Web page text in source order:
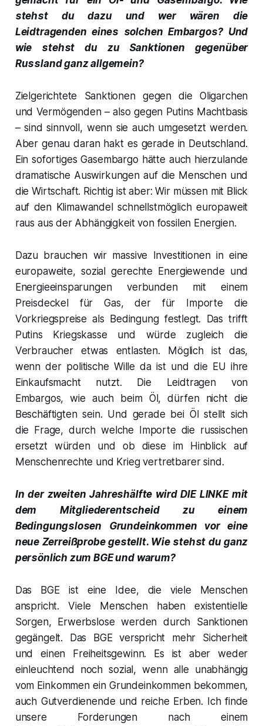
stehst du dazu und wer wären die
Leidtragenden eines solchen Embargos? Und
wie stehst du zu Sanktionen gegenüber
Russland ganz allgemein?
Zielgerichtete Sanktionen gegen die Oligarchen
und Vermögenden – also gegen Putins Machtbasis
– sind sinnvoll, wenn sie auch umgesetzt werden.
Aber genau daran hakt es gerade in Deutschland.
Ein sofortiges Gasembargo hätte auch hierzulande
dramatische Auswirkungen auf die Menschen und
die Wirtschaft. Richtig ist aber: Wir müssen mit Blick
auf den Klimawandel schnellstmöglich europaweit
raus aus der Abhängigkeit von fossilen Energien.
Dazu brauchen wir massive Investitionen in eine
europaweite, sozial gerechte Energiewende und
Energieeinsparungen verbunden mit einem
Preisdeckel für Gas, der für Importe die
Vorkriegspreise als Bedingung festlegt. Das trifft
Putins Kriegskasse und würde zugleich die
Verbraucher etwas entlasten. Möglich ist das,
wenn der politische Wille da ist und die EU ihre
Einkaufsmacht nutzt. Die Leidtragen von
Embargos, wie auch beim Öl, dürfen nicht die
Beschäftigten sein. Und gerade bei Öl stellt sich
die Frage, durch welche Importe die russischen
ersetzt würden und ob diese im Hinblick auf
Menschenrechte und Krieg vertretbarer sind.
In der zweiten Jahreshälfte wird DIE LINKE mit
dem Mitgliederentscheid zu einem
Bedingungslosen Grundeinkommen vor eine
neue Zerreißprobe gestellt. Wie stehst du ganz
persönlich zum BGE und warum?
Das BGE ist eine Idee, die viele Menschen
anspricht. Viele Menschen haben existentielle
Sorgen, Erwerbslose werden durch Sanktionen
gegängelt. Das BGE verspricht mehr Sicherheit
und einen Freiheitsgewinn. Es ist aber weder
einleuchtend noch sozial, wenn alle unabhängig
vom Einkommen ein Grundeinkommen bekommen,
auch Gutverdienende und reiche Erben. Ich finde
unsere Forderungen nach einem